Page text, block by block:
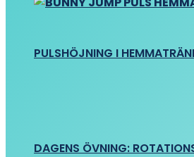
PULSHÖJNING I
DAGENS ÖVNING: